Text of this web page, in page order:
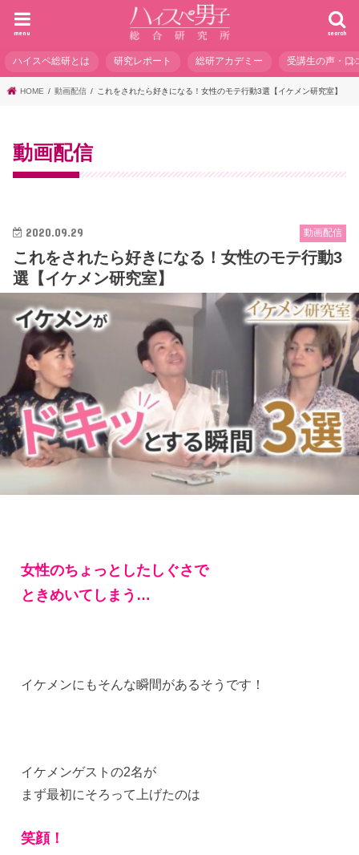
search
menu
ハイスペ総研とは 研究レポート 総研アカデミー 受講生の声・口
HOME 動画配信 これをされたら好きになる！女性のモテ行動3選【イケメン研究室】
動画配信
動画配信
2020.09.29
これをされたら好きになる！女性のモテ行動3
選【イケメン研究室】
女性のちょっとしたしぐさで
ときめいてしまう…
イケメンにもそんな瞬間があるそうです！
イケメンゲストの2名が
まず最初にそろって上げたのは
笑顔！